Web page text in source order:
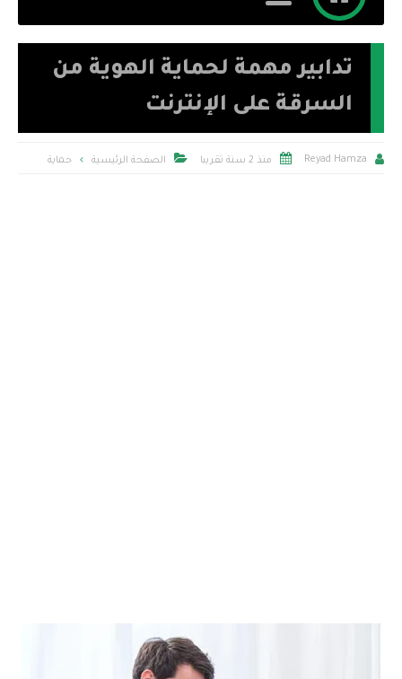
تدابير مهمة لحماية الهوية من
السرقة على الإنترنت

Reyad Hamza
 منذ 2 سنة تقريبا  الصفحة الرئيسية حماية